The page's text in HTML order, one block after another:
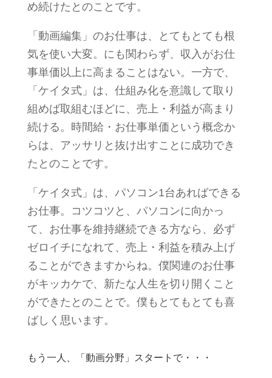
め続けたとのことです。
「動画編集」のお仕事は、とてもとても根
気を使い大変。にも関わらず、収入がお仕
事単価以上に高まることはない。一方で、
「ケイタ式」は、仕組み化を意識して取り
組めば取組むほどに、売上・利益が高まり
続ける。時間給・お仕事単価という概念か
らは、アッサリと抜け出すことに成功でき
たとのことです。
「ケイタ式」は、パソコン1台あればできる
お仕事。コツコツと、パソコンに向かっ
て、お仕事を維持継続できる方なら、必ず
ゼロイチになれて、売上・利益を積み上げ
ることができますからね。僕関連のお仕事
がキッカケで、新たな人生を切り開くこと
ができたとのことで。僕もとてもとても喜
ばしく思います。
もう一人、「動画分野」スタートで・・・